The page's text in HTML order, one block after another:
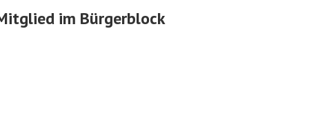
im Bürgerblock